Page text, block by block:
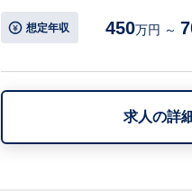
・管理部門全
※詳細は面談時
その後も人事
【具体的には
・グループ統
・新制度導入
想定年収 450万円 ～
求人の詳